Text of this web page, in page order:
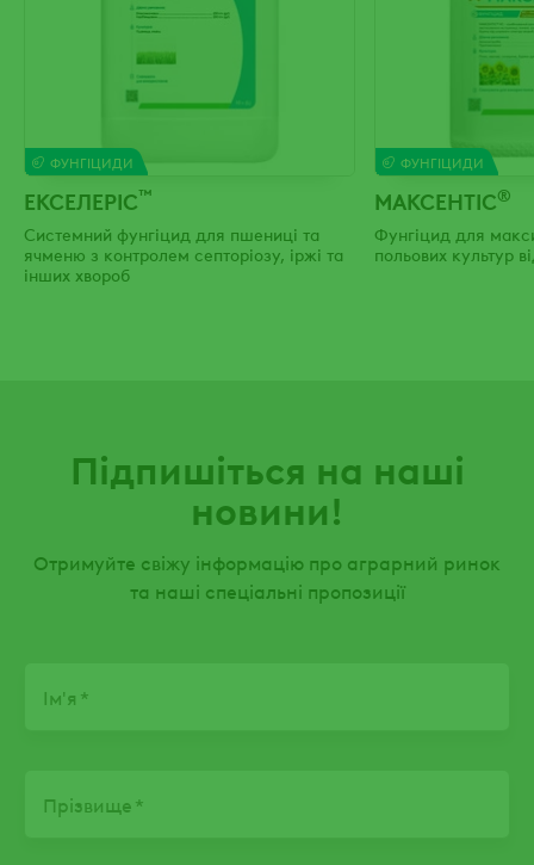
ФУНГІЦИДИ
ЕКСЕЛЕРІС™
Системний фунгіцид для пшениці та
ячменю з контролем септоріозу, іржі та
інших хвороб
ФУНГІЦИДИ
МАКСЕНТІС®
Фунгіцид для
польових культур
Підпишіться на наші
новини!
Отримуйте свіжу інформацію про аграрний ринок
та наші спеціальні пропозиції
Ім'я
Прізвище